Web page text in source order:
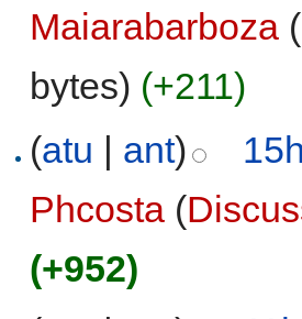
Maiarabarboza (
bytes) (+211)
(atu | ant)
Phcosta (
(+952)